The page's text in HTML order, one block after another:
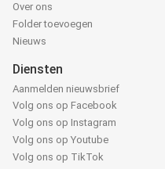
Over ons
Folder toevoegen
Nieuws
Diensten
Aanmelden nieuwsbrief
Volg ons op Facebook
Volg ons op Instagram
Volg ons op Youtube
Volg ons op TikTok